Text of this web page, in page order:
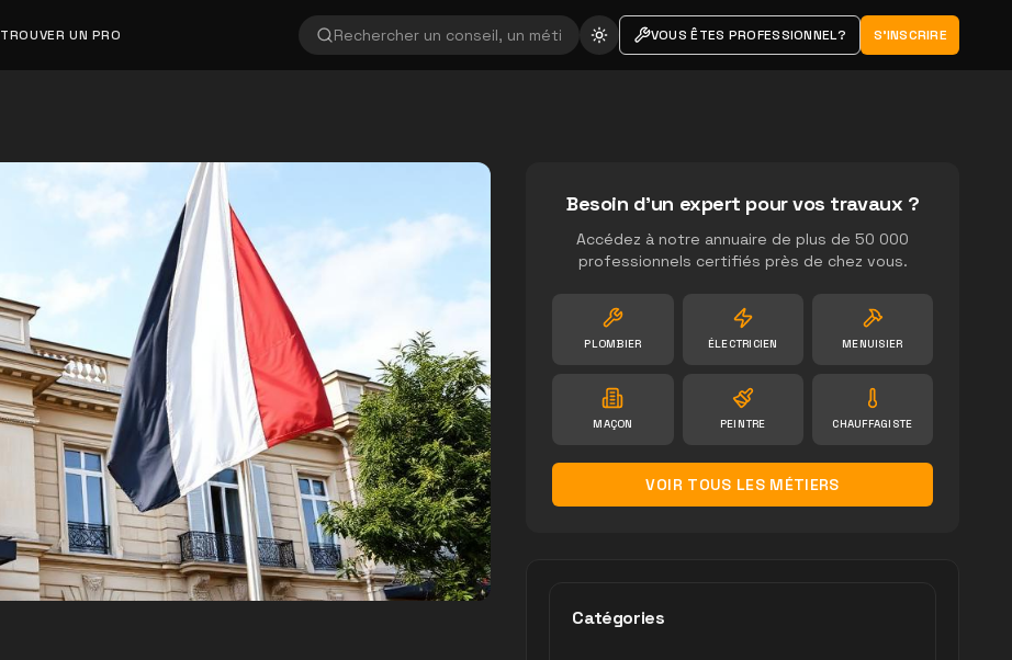
TROUVER UN PRO VOUS ÊTES PROFESSIONNEL? S'INSCRIRE
Besoin d'un expert pour vos travaux ?
Accédez à notre annuaire de plus de 50 000
professionnels certifiés près de chez vous.
PLOMBIER ÉLECTRICIEN MENUISIER
MAÇON PEINTRE CHAUFFAGISTE
VOIR TOUS LES MÉTIERS
Catégories